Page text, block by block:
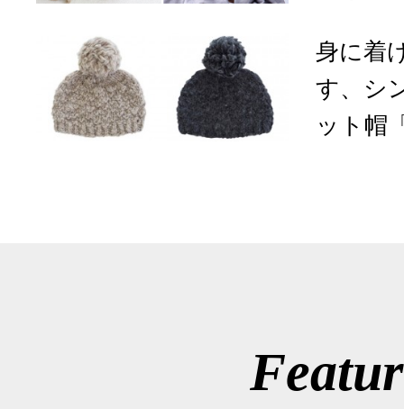
身に着
す、シ
ット帽